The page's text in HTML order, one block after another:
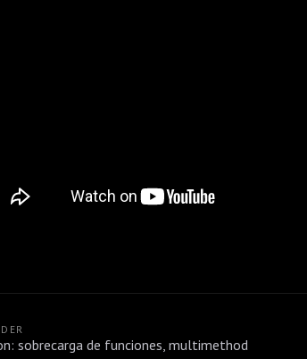
sobrecarga de funciones, multimethod